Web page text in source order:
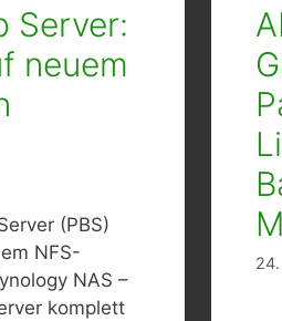
Server:
neuem
(PBS)
NFS-
NAS –
komplett